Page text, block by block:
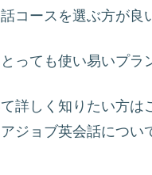
コースを選ぶ方が良
っても使い易いプラ
詳しく知りたい方は
ジョブ英会話につ